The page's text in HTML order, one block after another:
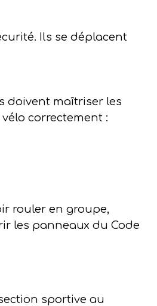
Ils se déplacent
doivent maîtriser les
correctement :
rouler en groupe,
les panneaux du Code
sportive au